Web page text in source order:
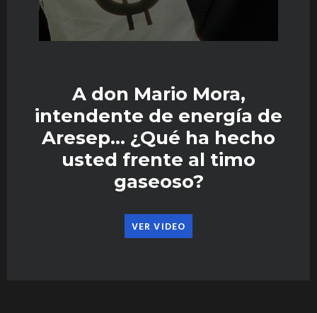
A don Mario Mora,
intendente de energía de
Aresep… ¿Qué ha hecho
usted frente al timo
gaseoso?
VER VIDEO